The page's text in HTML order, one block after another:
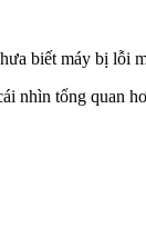
biết máy bị lỗi
nhìn tổng quan